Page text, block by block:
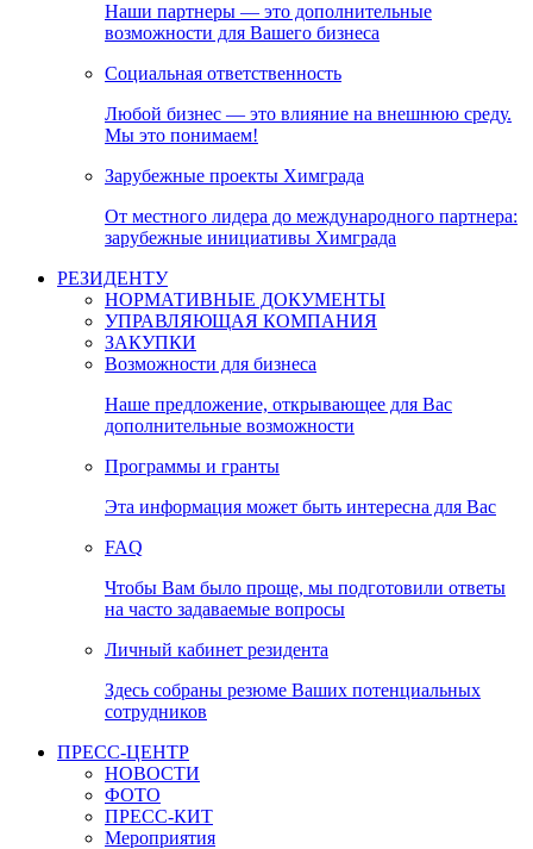
Наши партнеры — это дополнительные
возможности для Вашего бизнеса
Социальная ответственность
Любой бизнес — это влияние на внешнюю среду.
Мы это понимаем!
Зарубежные проекты Химграда
От местного лидера до международного партнера:
зарубежные инициативы Химграда
РЕЗИДЕНТУ
НОРМАТИВНЫЕ ДОКУМЕНТЫ
УПРАВЛЯЮЩАЯ КОМПАНИЯ
ЗАКУПКИ
Возможности для бизнеса
Наше предложение, открывающее для Вас
дополнительные возможности
Программы и гранты
Эта информация может быть интересна для Вас
FAQ
Чтобы Вам было проще, мы подготовили ответы
на часто задаваемые вопросы
Личный кабинет резидента
Здесь собраны резюме Ваших потенциальных
сотрудников
ПРЕСС-ЦЕНТР
НОВОСТИ
ФОТО
ПРЕСС-КИТ
Мероприятия